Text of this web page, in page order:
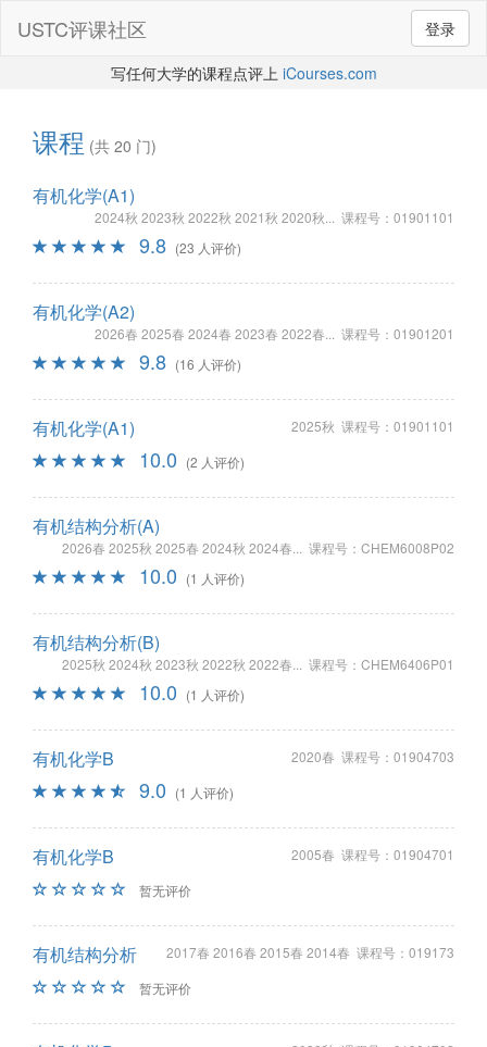
登录
USTC评课社区
写任何大学的课程点评上 iCourses.com
课程 (共 20 门)
有机化学(A1)
2024秋 2023秋 2022秋 2021秋 2020秋... 课程号：01901101
9.8 (23 人评价)
有机化学(A2)
2026春 2025春 2024春 2023春 2022春... 课程号：01901201
9.8 (16 人评价)
有机化学(A1) 2025秋 课程号：01901101
10.0 (2 人评价)
有机结构分析(A)
2026春 2025秋 2025春 2024秋 2024春... 课程号：CHEM6008P02
10.0 (1 人评价)
有机结构分析(B)
2025秋 2024秋 2023秋 2022秋 2022春... 课程号：CHEM6406P01
10.0 (1 人评价)
有机化学B 2020春 课程号：01904703
9.0 (1 人评价)
有机化学B
2005春 课程号：01904701
暂无评价
有机结构分析
2017春 2016春 2015春 2014春 课程号：019173
暂无评价